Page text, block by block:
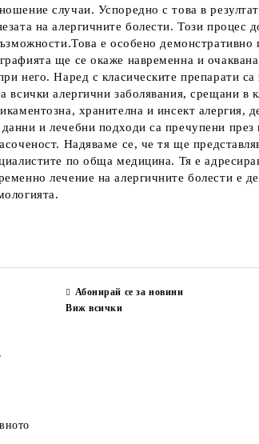
случаи. Успоредно с това в
на алергичните болести. Този
е особено
ще се окаже навременна и
него. Наред с класическите препарати
всички алергични заболявания, срещани
хранителна и инсект
и лечебни подходи са пречупени
Надяваме се, че тя ще
по обща медицина. Тя е
лечение на алергичните болести е
Абонирай се за новини
Виж всички